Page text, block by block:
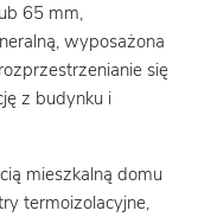
65 mm,
wyposażona
się
z budynku i
mieszkalną domu
termoizolacyjne,